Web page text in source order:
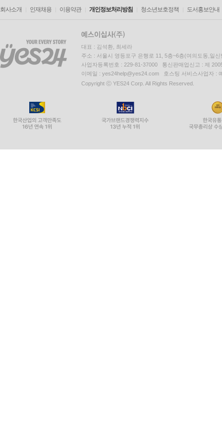
회사소개 인재채용 이용약관 개인정보처리방침 청소년보호정책 도서홍보안내
대표 : 김석환, 최세라
주소 : 서울시 영등포구 은행로 11, 5층~6층(여의도동,일신
사업자등록번호 : 229-81-37000 통신판매업신고 : 제
이메일 : yes24help@yes24.com 호스팅 서비스사업자 :
Copyright ⓒ YES24 Corp. All Rights Reserved.